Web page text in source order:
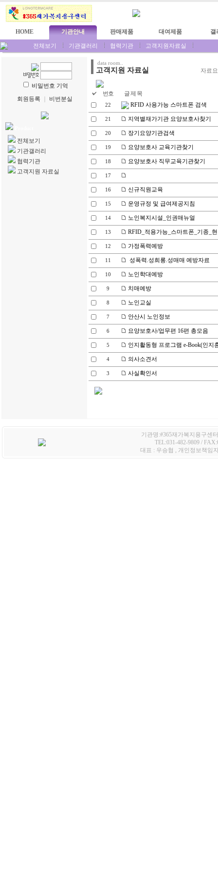
HOME 기관안내 판매제품 대여제품 갤
전체보기 기관갤러리 협력기관 고객지원자료실
비밀번호 기억
회원등록
비번분실
Product
전체보기
기관갤러리
협력기관
고객지원 자료실
data room..
고객지원 자료실 자료
번호 글 제 목
22 RFID 사용가능 스마트폰 검색
21 지역별재가기관 요양보호사찾기
20 장기요양기관검색
19 요양보호사 교육기관찾기
18 요양보호사 직무교육기관찾기
17
16 신규직원교육
15 운영규정 및 급여제공지침
14 노인복지시설_인권매뉴얼
13 RFID_적용가능_스마트폰_기종_
12 가정폭력예방
11 성폭력.성희롱.성매매 예방자료
10 노인학대예방
9 치매예방
8 노인교실
7 안산시 노인정보
6 요양보호사/업무편 16편 총모음
5 인지활동형 프로그램 e-Book(인지
4 의사소견서
3 사실확인서
기관명:#365재가복지용구센
TEL:031-482-9809 /
대표 : 우승협 , 개인정보책임